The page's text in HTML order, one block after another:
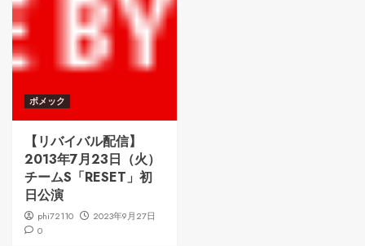
ボメック
【リバイバル配信】
2013年7月23日（火）
チームS「RESET」初
日公演
phi72110
2023年9月27日
0